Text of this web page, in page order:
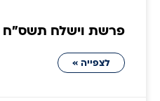
פרשת וישלח תשס״ח
לצפייה »